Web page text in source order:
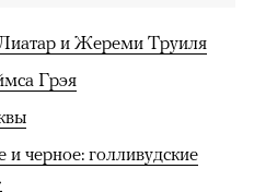
и Жереми Труиля
Грэя
и черное: голливудские